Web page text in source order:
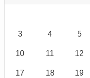
3 4 5
10 11 12
17 18 19